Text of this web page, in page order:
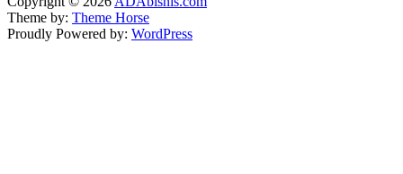
Theme by: Theme Horse
Proudly Powered by: WordPress